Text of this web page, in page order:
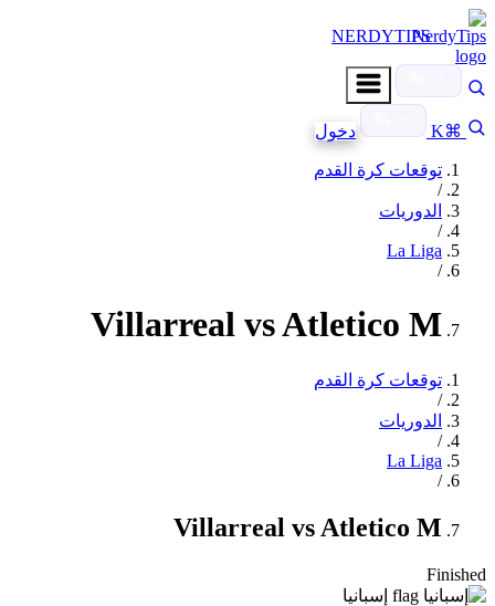
NERDYTIPS
⌘K دخول
توقعات كرة القدم
/
الدوريات
/
La Liga
/
Villarreal vs Atletico M
توقعات كرة القدم
/
الدوريات
/
La Liga
/
Villarreal vs Atletico M
Finished
إسبانيا